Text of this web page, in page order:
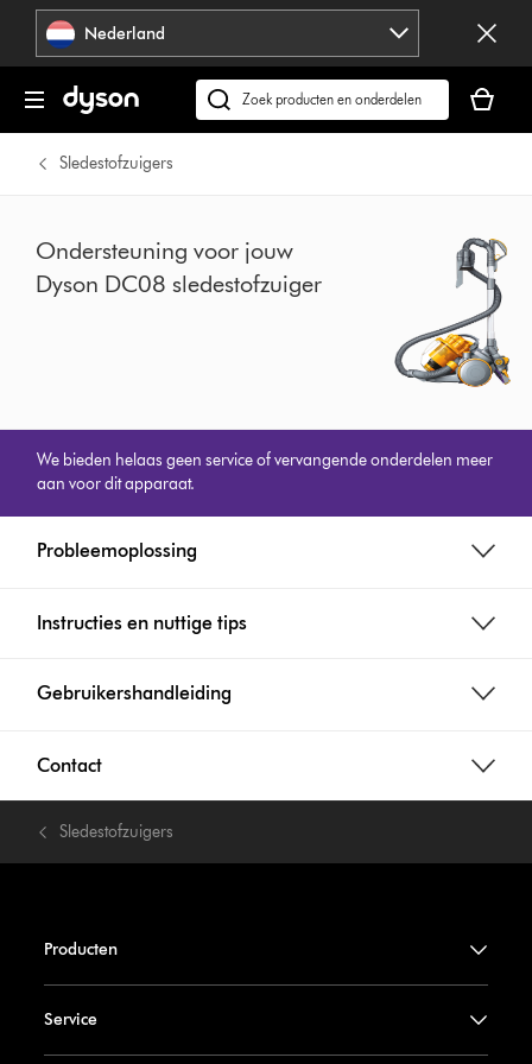
Navigatie
overslaan
Nederland
Zoek
op
is
Sledestofzuigers
Ondersteuning voor jouw
Dyson DC08 sledestofzuiger
We bieden helaas geen service of vervangende onderdelen meer
aan voor dit apparaat.
Probleemoplossing
Instructies en nuttige tips
Gebruikershandleiding
Contact
Sledestofzuigers
Producten
Service